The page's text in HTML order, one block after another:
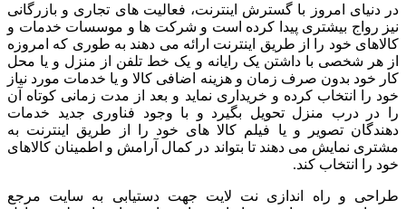
در دنیای امروز با گسترش اینترنت، فعالیت های تجاری و بازرگانی
نیز رواج بیشتری پیدا کرده است و شرکت ها و موسسات خدمات و
کالاهای خود را از طریق اینترنت ارائه می دهند به طوری که امروزه
از هر شخصی با داشتن یک رایانه و یک خط تلفن از منزل و یا محل
کار خود بدون صرف زمان و هزینه اضافی کالا و یا خدمات مورد نیاز
خود را انتخاب کرده و خریداری نماید و بعد از مدت زمانی کوتاه آن
را در درب منزل تحویل بگیرد و با وجود فناوری جدید خدمات
دهندگان تصویر و یا فیلم کالا های خود را از طریق اینترنت به
مشتری نمایش می دهند تا بتواند در کمال آرامش و اطمینان کالاهای
خود را انتخاب کند.
طراحی و راه اندازی نت لایت جهت دستیابی به سایت مرجع